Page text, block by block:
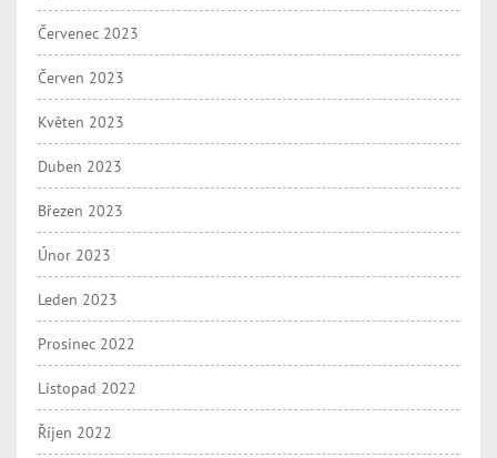
Červenec 2023
Červen 2023
Květen 2023
Duben 2023
Březen 2023
Únor 2023
Leden 2023
Prosinec 2022
Listopad 2022
Říjen 2022